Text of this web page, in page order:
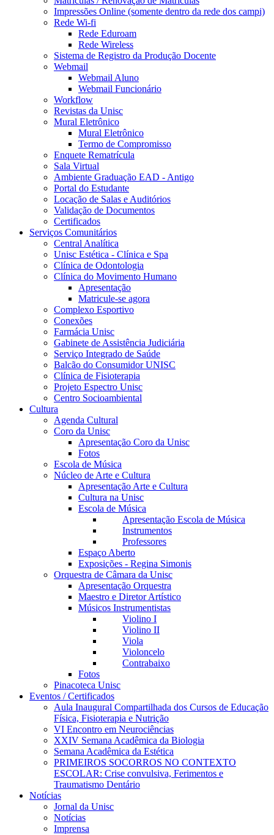
Impressões Online (somente dentro da rede dos campi)
Rede Wi-fi
Rede Eduroam
Rede Wireless
Sistema de Registro da Produção Docente
Webmail
Webmail Aluno
Webmail Funcionário
Workflow
Revistas da Unisc
Mural Eletrônico
Mural Eletrônico
Termo de Compromisso
Enquete Rematrícula
Sala Virtual
Ambiente Graduação EAD - Antigo
Portal do Estudante
Locação de Salas e Auditórios
Validação de Documentos
Certificados
Serviços Comunitários
Central Analítica
Unisc Estética - Clínica e Spa
Clínica de Odontologia
Clínica do Movimento Humano
Apresentação
Matricule-se agora
Complexo Esportivo
Conexões
Farmácia Unisc
Gabinete de Assistência Judiciária
Serviço Integrado de Saúde
Balcão do Consumidor UNISC
Clínica de Fisioterapia
Projeto Espectro Unisc
Centro Socioambiental
Cultura
Agenda Cultural
Coro da Unisc
Apresentação Coro da Unisc
Fotos
Escola de Música
Núcleo de Arte e Cultura
Apresentação Arte e Cultura
Cultura na Unisc
Escola de Música
Apresentação Escola de Música
Instrumentos
Professores
Espaço Aberto
Exposições - Regina Simonis
Orquestra de Câmara da Unisc
Apresentação Orquestra
Maestro e Diretor Artístico
Músicos Instrumentistas
Violino I
Violino II
Viola
Violoncelo
Contrabaixo
Fotos
Pinacoteca Unisc
Eventos / Certificados
Aula Inaugural Compartilhada dos Cursos de Educação
Física, Fisioterapia e Nutrição
VI Encontro em Neurociências
XXIV Semana Acadêmica da Biologia
Semana Acadêmica da Estética
PRIMEIROS SOCORROS NO CONTEXTO
ESCOLAR: Crise convulsiva, Ferimentos e
Traumatismo Dentário
Notícias
Jornal da Unisc
Notícias
Imprensa